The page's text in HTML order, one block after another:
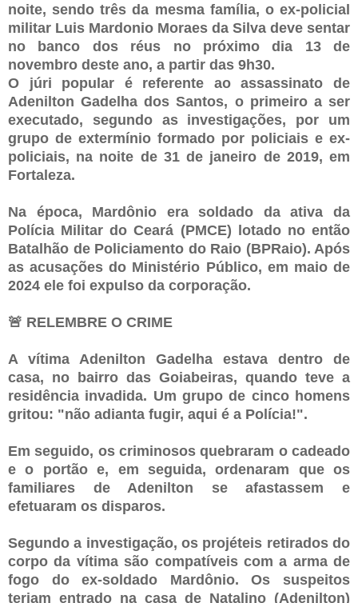
noite, sendo três da mesma família, o ex-policial
militar Luis Mardonio Moraes da Silva deve sentar
no banco dos réus no próximo dia 13 de
novembro deste ano, a partir das 9h30.
O júri popular é referente ao assassinato de
Adenilton Gadelha dos Santos, o primeiro a ser
executado, segundo as investigações, por um
grupo de extermínio formado por policiais e ex-
policiais, na noite de 31 de janeiro de 2019, em
Fortaleza.
Na época, Mardônio era soldado da ativa da
Polícia Militar do Ceará (PMCE) lotado no então
Batalhão de Policiamento do Raio (BPRaio). Após
as acusações do Ministério Público, em maio de
2024 ele foi expulso da corporação.
🚨 RELEMBRE O CRIME
A vítima Adenilton Gadelha estava dentro de
casa, no bairro das Goiabeiras, quando teve a
residência invadida. Um grupo de cinco homens
gritou: "não adianta fugir, aqui é a Polícia!".
Em seguido, os criminosos quebraram o cadeado
e o portão e, em seguida, ordenaram que os
familiares de Adenilton se afastassem e
efetuaram os disparos.
Segundo a investigação, os projéteis retirados do
corpo da vítima são compatíveis com a arma de
fogo do ex-soldado Mardônio. Os suspeitos
teriam entrado na casa de Natalino (Adenilton)